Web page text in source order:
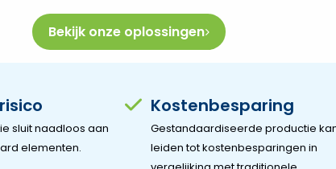
Bekijk onze oplossingen
sluit naadloos aan
elementen.
Kostenbesparing
Gestandaardiseerde productie
leiden tot kostenbesparingen in